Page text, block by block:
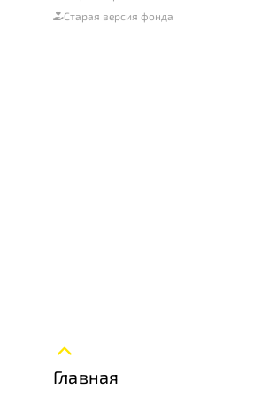
Старая версия фонда
Главная